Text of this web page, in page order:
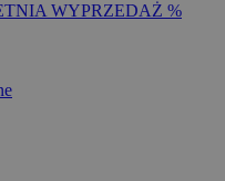
WYPRZEDAŻ %